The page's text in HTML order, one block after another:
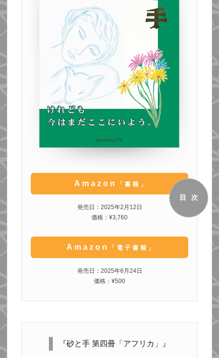
Amazon 「書籍」
発売日：2025年2月12日
価格：¥3,760
Amazon 「電子書籍」
発売日：2025年6月24日
価格：¥500
『砂と手 第四冊「アフリカ」』
目次